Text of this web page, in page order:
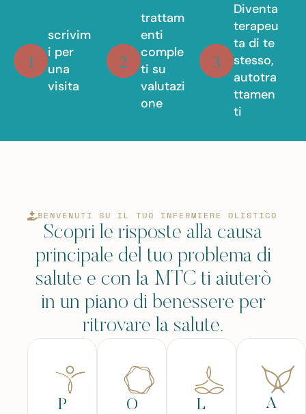
1
scrivim
i per
una
visita
2
trattam
enti
comple
ti su
valutazi
one
3
Diventa
terapeu
ta di te
stesso,
autotra
ttamen
ti
BENVENUTI SU IL TUO INFERMIERE OLISTICO
Scopri le risposte alla causa
principale del tuo problema di
salute e con la MTC ti aiuterò
in un piano di benessere per
ritrovare la salute.
P
O
L
A